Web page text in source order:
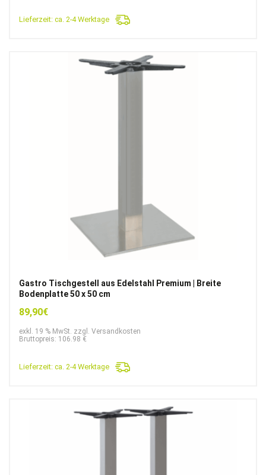
Lieferzeit: ca. 2-4 Werktage
Gastro Tischgestell aus Edelstahl Premium | Breite
Bodenplatte 50 x 50 cm
89,90€
exkl. 19 % MwSt. zzgl. Versandkosten
Bruttopreis: 106.98 €
Lieferzeit: ca. 2-4 Werktage